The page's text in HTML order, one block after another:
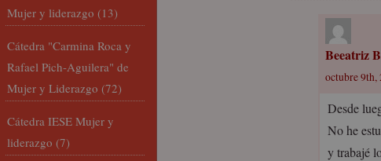
Beeatriz
octubre 9th,
Desde
No he
y trabajé
Mujer y liderazgo (13)
Cátedra "Carmina Roca y
Rafael Pich-Aguilera" de
Mujer y Liderazgo (72)
Cátedra IESE Mujer y
liderazgo (7)